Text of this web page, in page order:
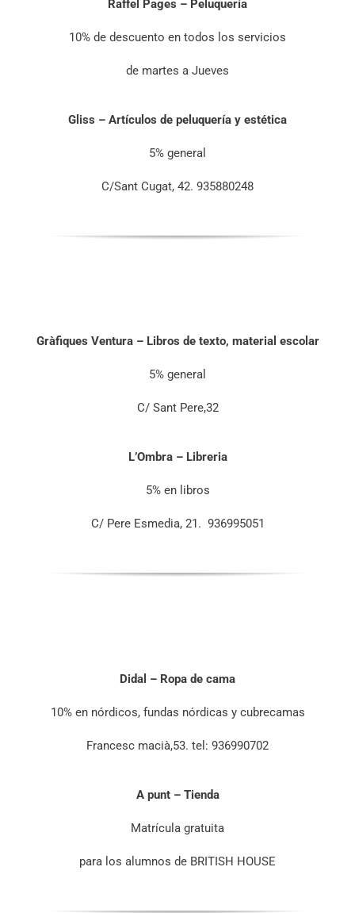
Raffel Pages – Peluquería
10% de descuento en todos los servicios
de martes a Jueves
Gliss – Artículos de peluquería y estética
5% general
C/Sant Cugat, 42. 935880248
Gràfiques Ventura – Libros de texto, material escolar
5% general
C/ Sant Pere,32
L’Ombra – Libreria
5% en libros
C/ Pere Esmedia, 21. 936995051
Didal – Ropa de cama
10% en nórdicos, fundas nórdicas y cubrecamas
Francesc macià,53. tel: 936990702
A punt – Tienda
Matrícula gratuita
para los alumnos de BRITISH HOUSE